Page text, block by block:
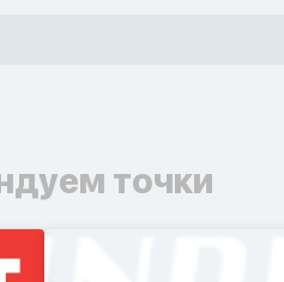
точки